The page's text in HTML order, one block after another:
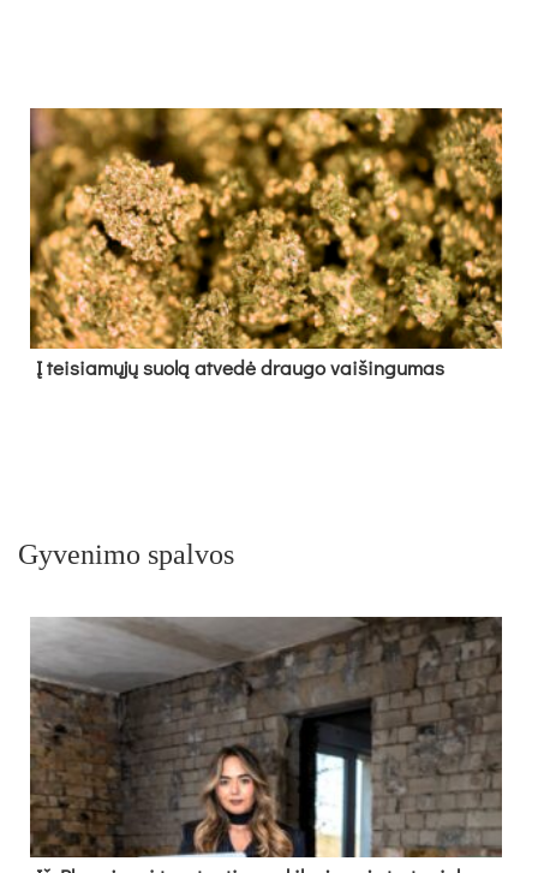
Į tei­sia­mų­jų suo­lą at­ve­dė drau­go vai­šin­gu­mas
Gyvenimo spalvos